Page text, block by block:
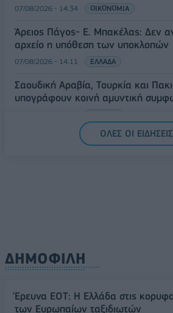
07/08/2026 - 14:34 ΟΙΚΟΝΟΜΙΑ
Άρειος Πάγος- Ε. Μπακέλας: Δεν
αρχείο η υπόθεση των υποκλοπών
07/08/2026 - 14:11 ΕΛΛΑΔΑ
Σαουδική Αραβία, Τουρκία και
υπογράφουν κοινή αμυντική
ΟΛΕΣ ΟΙ ΕΙΔΗΣΕΙΣ
ΔΗΜΟΦΙΛΗ
Έρευνα ΕΟΤ: Η Ελλάδα στις
των Ευρωπαίων ταξιδιωτών